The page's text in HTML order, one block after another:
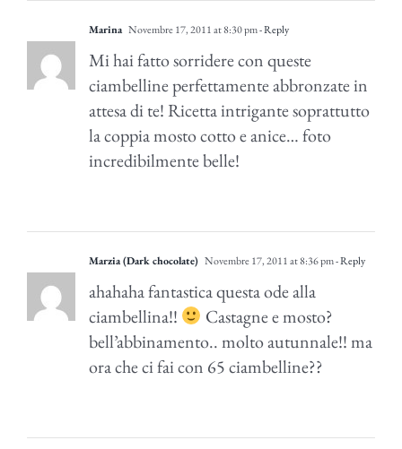
Marina Novembre 17, 2011 at 8:30 pm- Reply
Mi hai fatto sorridere con queste
ciambelline perfettamente abbronzate in
attesa di te! Ricetta intrigante soprattutto
la coppia mosto cotto e anice… foto
incredibilmente belle!
Marzia (Dark chocolate) Novembre 17, 2011 at 8:36 pm- Reply
ahahaha fantastica questa ode alla
ciambellina!!
Castagne e mosto?
bell’abbinamento.. molto autunnale!! ma
ora che ci fai con 65 ciambelline??